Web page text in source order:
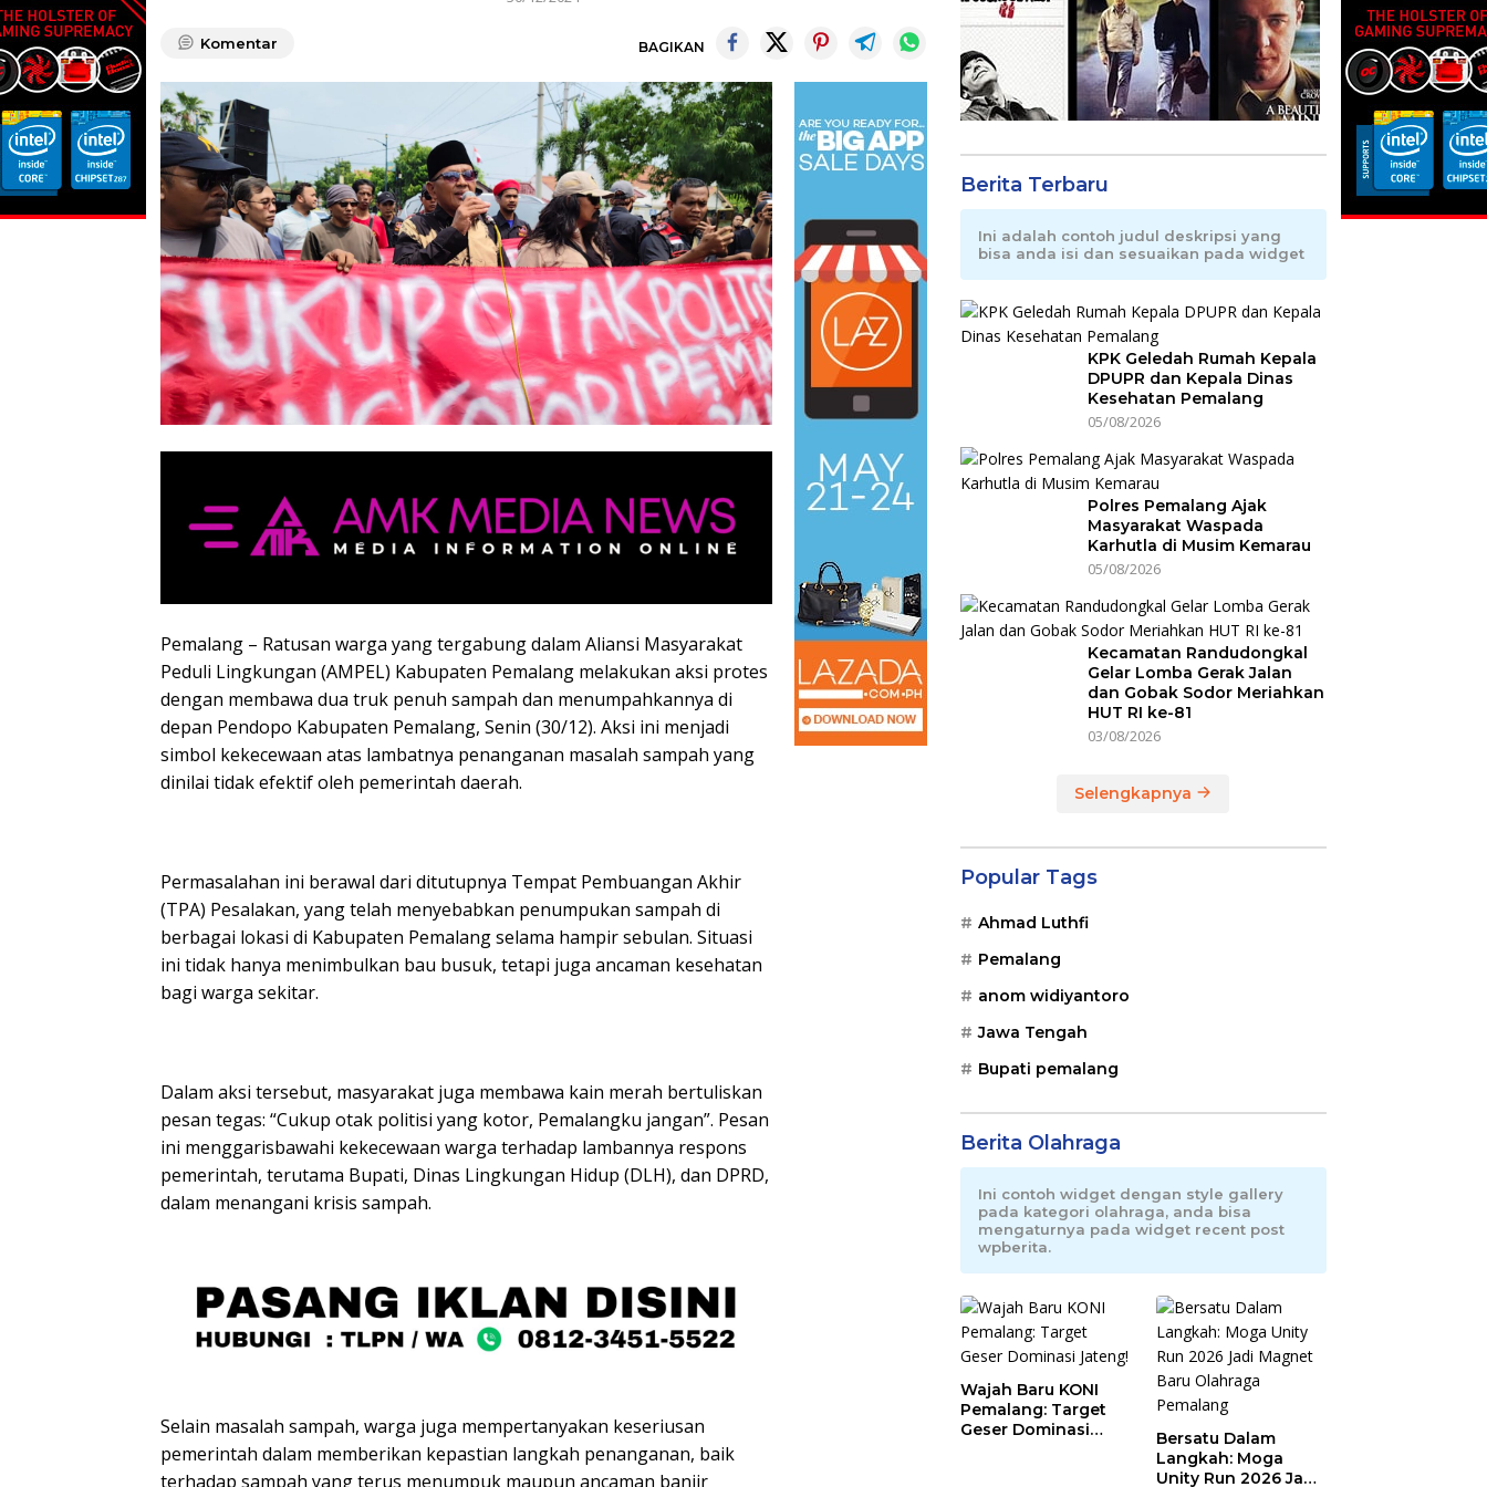
Komentar BAGIKAN
Pemalang – Ratusan warga yang tergabung dalam Aliansi Masyarakat
Peduli Lingkungan (AMPEL) Kabupaten Pemalang melakukan aksi protes
dengan membawa dua truk penuh sampah dan menumpahkannya di
depan Pendopo Kabupaten Pemalang, Senin (30/12). Aksi ini menjadi
simbol kekecewaan atas lambatnya penanganan masalah sampah yang
dinilai tidak efektif oleh pemerintah daerah.
Permasalahan ini berawal dari ditutupnya Tempat Pembuangan Akhir
(TPA) Pesalakan, yang telah menyebabkan penumpukan sampah di
berbagai lokasi di Kabupaten Pemalang selama hampir sebulan. Situasi
ini tidak hanya menimbulkan bau busuk, tetapi juga ancaman kesehatan
bagi warga sekitar.
Dalam aksi tersebut, masyarakat juga membawa kain merah bertuliskan
pesan tegas: “Cukup otak politisi yang kotor, Pemalangku jangan”. Pesan
ini menggarisbawahi kekecewaan warga terhadap lambannya respons
pemerintah, terutama Bupati, Dinas Lingkungan Hidup (DLH), dan DPRD,
dalam menangani krisis sampah.
Selain masalah sampah, warga juga mempertanyakan keseriusan
pemerintah dalam memberikan kepastian langkah penanganan, baik
terhadap sampah yang terus menumpuk maupun ancaman banjir
Berita Terbaru
Ini adalah contoh judul deskripsi yang
bisa anda isi dan sesuaikan pada widget
KPK Geledah Rumah Kepala
DPUPR dan Kepala Dinas
Kesehatan Pemalang
05/08/2026
Polres Pemalang Ajak
Masyarakat Waspada
Karhutla di Musim Kemarau
05/08/2026
Kecamatan Randudongkal
Gelar Lomba Gerak Jalan
dan Gobak Sodor Meriahkan
HUT RI ke-81
03/08/2026
Selengkapnya
Popular Tags
Ahmad Luthfi
Pemalang
anom widiyantoro
Jawa Tengah
Bupati pemalang
Berita Olahraga
Ini contoh widget dengan style gallery
pada kategori olahraga, anda bisa
mengaturnya pada widget recent post
wpberita.
Wajah Baru KONI
Pemalang: Target
Geser Dominasi
Bersatu Dalam
Langkah: Moga
Unity Run 2026 Jadi